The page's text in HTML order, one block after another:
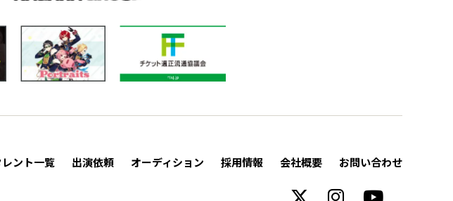
レント一覧 出演依頼 オーディション 採用情報 会社概要 お問い合わせ